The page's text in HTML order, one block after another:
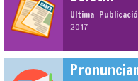
Ultima
2017